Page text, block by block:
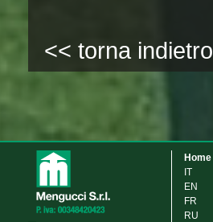
<< torna indietro
Home
IT
EN
FR
RU